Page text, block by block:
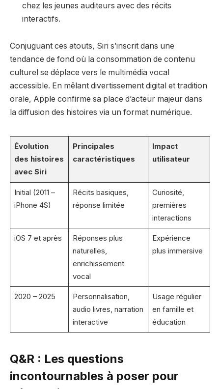
chez les jeunes auditeurs avec des récits
interactifs.
Conjuguant ces atouts, Siri s’inscrit dans une
tendance de fond où la consommation de contenu
culturel se déplace vers le multimédia vocal
accessible. En mêlant divertissement digital et tradition
orale, Apple confirme sa place d’acteur majeur dans
la diffusion des histoires via un format numérique.
Évolution
des histoires
avec Siri
Principales
caractéristiques
Impact
utilisateur
Initial (2011 –
iPhone 4S)
Récits basiques,
réponse limitée
Curiosité,
premières
interactions
iOS 7 et après
Réponses plus
naturelles,
enrichissement
vocal
Expérience
plus immersive
2020 – 2025
Personnalisation,
audio livres, narration
interactive
Usage régulier
en famille et
éducation
Q&R : Les questions
incontournables à poser pour